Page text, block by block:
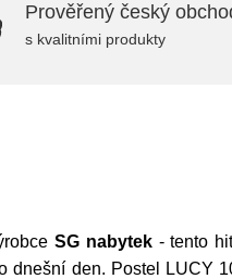
Prověřený český
s kvalitními produkty
SG nabytek- tento
den. Postel LUCY